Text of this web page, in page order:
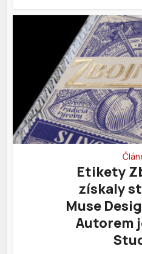
Etikety
získaly
Muse
Autorem